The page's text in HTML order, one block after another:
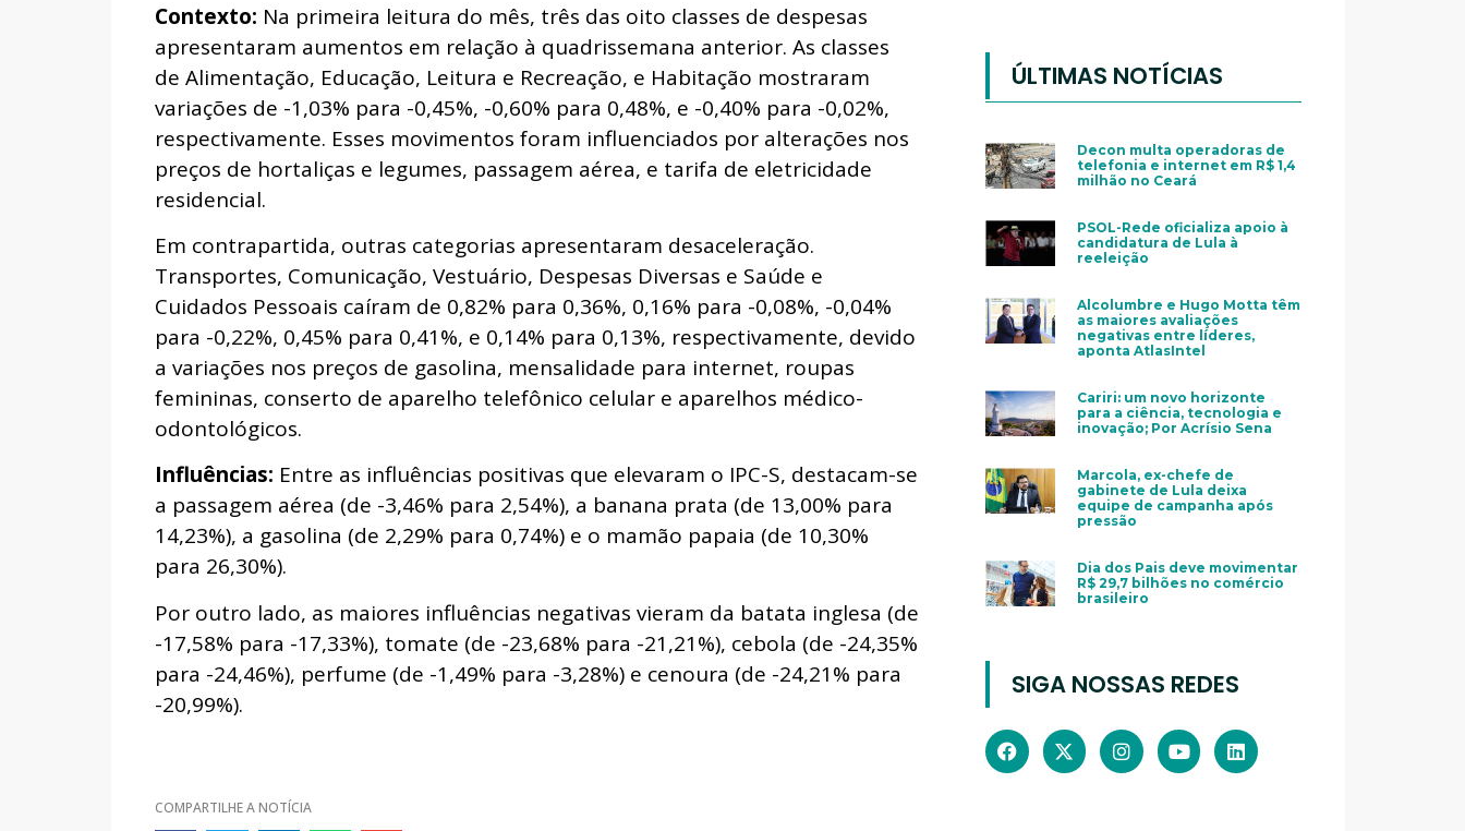
Contexto: Na primeira leitura do mês, três das oito classes de despesas
apresentaram aumentos em relação à quadrissemana anterior. As classes
de Alimentação, Educação, Leitura e Recreação, e Habitação mostraram
variações de -1,03% para -0,45%, -0,60% para 0,48%, e -0,40% para -0,02%,
respectivamente. Esses movimentos foram influenciados por alterações nos
preços de hortaliças e legumes, passagem aérea, e tarifa de eletricidade
residencial.
Em contrapartida, outras categorias apresentaram desaceleração.
Transportes, Comunicação, Vestuário, Despesas Diversas e Saúde e
Cuidados Pessoais caíram de 0,82% para 0,36%, 0,16% para -0,08%, -0,04%
para -0,22%, 0,45% para 0,41%, e 0,14% para 0,13%, respectivamente, devido
a variações nos preços de gasolina, mensalidade para internet, roupas
femininas, conserto de aparelho telefônico celular e aparelhos médico-
odontológicos.
Influências: Entre as influências positivas que elevaram o IPC-S, destacam-se
a passagem aérea (de -3,46% para 2,54%), a banana prata (de 13,00% para
14,23%), a gasolina (de 2,29% para 0,74%) e o mamão papaia (de 10,30%
para 26,30%).
Por outro lado, as maiores influências negativas vieram da batata inglesa (de
-17,58% para -17,33%), tomate (de -23,68% para -21,21%), cebola (de -24,35%
para -24,46%), perfume (de -1,49% para -3,28%) e cenoura (de -24,21% para
-20,99%).
COMPARTILHE A NOTÍCIA
ÚLTIMAS NOTÍCIAS
Decon multa operadoras de
telefonia e internet em R$ 1,4
milhão no Ceará
PSOL-Rede oficializa apoio à
candidatura de Lula à
reeleição
Alcolumbre e Hugo Motta têm
as maiores avaliações
negativas entre líderes,
aponta AtlasIntel
Cariri: um novo horizonte
para a ciência, tecnologia e
inovação; Por Acrísio Sena
Marcola, ex-chefe de
gabinete de Lula deixa
equipe de campanha após
pressão
Dia dos Pais deve movimentar
R$ 29,7 bilhões no comércio
brasileiro
SIGA NOSSAS REDES